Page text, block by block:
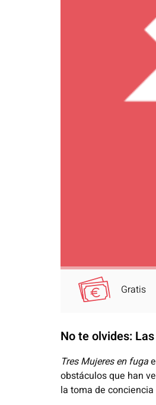
Gratis
No te olvides:
Tres Mujeres en fuga
obstáculos que han
la toma de